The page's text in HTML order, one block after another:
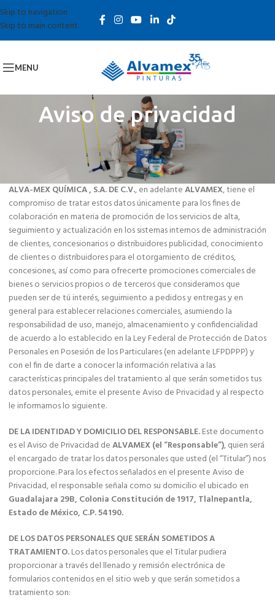
Skip to navigation
Skip to main content
MENU
Aviso de privacidad
AVISO DE PRIVACIDAD PARA CLIENTES DE ALVA-MEX QUIMICA S.A.
DE C.V.
ALVA-MEX QUÍMICA , S.A. DE C.V., en adelanteALVAMEX, tiene el
compromiso de tratar estos datos únicamente para los fines de
colaboración en materia de promoción de los servicios de alta,
seguimiento y actualización en los sistemas internos de administración
de clientes, concesionarios o distribuidores publicidad, conocimiento
de clientes o distribuidores para el otorgamiento de créditos,
concesiones, así como para ofrecerte promociones comerciales de
bienes o servicios propios o de terceros que consideramos que
pueden ser de tú interés, seguimiento a pedidos y entregas y en
general para establecer relaciones comerciales, asumiendo la
responsabilidad de uso, manejo, almacenamiento y confidencialidad
de acuerdo a lo establecido en la Ley Federal de Protección de Datos
Personales en Posesión de los Particulares (en adelante LFPDPPP) y
con el fin de darte a conocer la información relativa a las
características principales del tratamiento al que serán sometidos tus
datos personales, emite el presente Aviso de Privacidad y al respecto
le informamos lo siguiente.
DE LA IDENTIDAD Y DOMICILIO DEL RESPONSABLE.Este documento
es el Aviso de Privacidad deALVAMEX (el “Responsable”), quien será
el encargado de tratar los datos personales que usted (el “Titular”) nos
proporcione. Para los efectos señalados en el presente Aviso de
Privacidad, el responsable señala como su domicilio el ubicado en
Guadalajara 29B, Colonia Constitución de 1917, Tlalnepantla,
Estado de México, C.P. 54190.
DE LOS DATOS PERSONALES QUE SERÁN SOMETIDOS A
TRATAMIENTO.Los datos personales que el Titular pudiera
proporcionar a través del llenado y remisión electrónica de
formularios contenidos en el sitio web y que serán sometidos a
tratamiento son: